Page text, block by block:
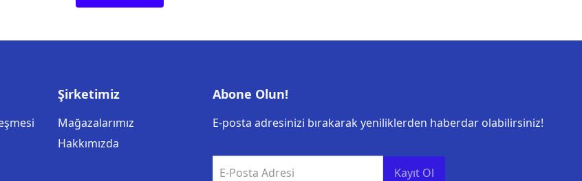
Şirketimiz
Mağazalarımız
Hakkımızda
Abone Olun!
E-posta adresinizi bırakarak yeniliklerden haberdar olabilirsiniz!
E-Posta Adresi Kayıt Ol